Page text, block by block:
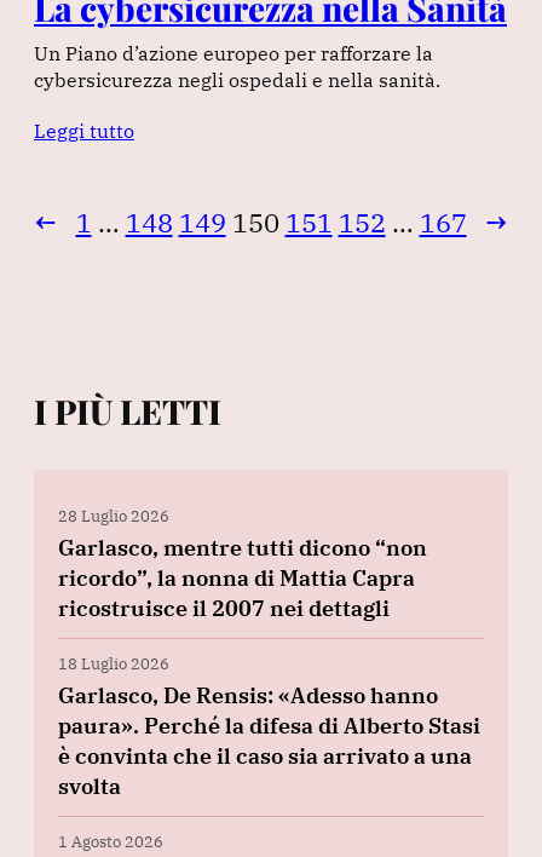
Un Piano d’azione europeo per rafforzare la
cybersicurezza negli ospedali e nella sanità.
Leggi tutto
← 1 … 148 149 150 151 152 … 167 →
I PIÙ LETTI
28 Luglio 2026
Garlasco, mentre tutti dicono “non
ricordo”, la nonna di Mattia Capra
ricostruisce il 2007 nei dettagli
18 Luglio 2026
Garlasco, De Rensis: «Adesso hanno
paura». Perché la difesa di Alberto Stasi
è convinta che il caso sia arrivato a una
svolta
1 Agosto 2026